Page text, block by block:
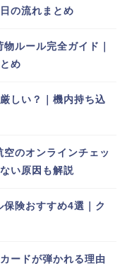
の流れまとめ
ルール完全ガイド｜
め
しい？｜機内持ち込
空のオンラインチェッ
い原因も解説
保険おすすめ4選｜ク
ードが弾かれる理由